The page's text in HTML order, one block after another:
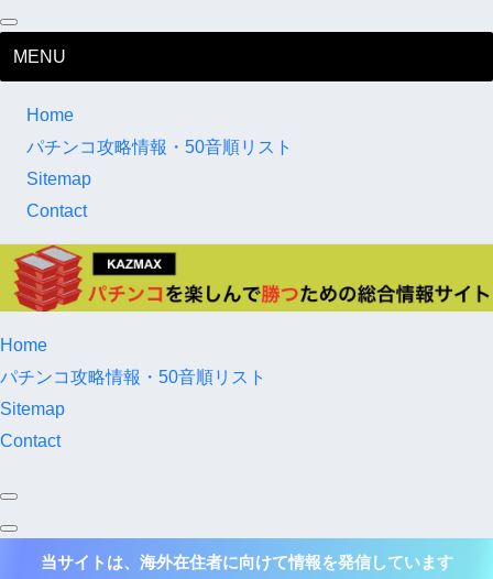
MENU
Home
パチンコ攻略情報・50音順リスト
Sitemap
Contact
Home
パチンコ攻略情報・50音順リスト
Sitemap
Contact
当サイトは、海外在住者に向けて情報を発信しています